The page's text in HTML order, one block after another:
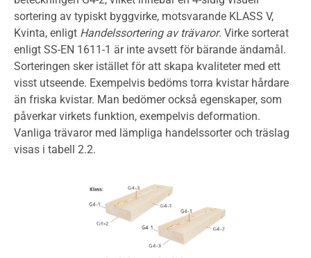
sortering av typiskt byggvirke, motsvarande KLASS V,
Kvinta, enligt Handelssortering av trävaror. Virke sorterat
enligt SS-EN 1611-1 är inte avsett för bärande ändamål.
Sorteringen sker istället för att skapa kvaliteter med ett
visst utseende. Exempelvis bedöms torra kvistar hårdare
än friska kvistar. Man bedömer också egenskaper, som
påverkar virkets funktion, exempelvis deformation.
Vanliga trävaror med lämpliga handelssorter och träslag
visas i tabell 2.2.